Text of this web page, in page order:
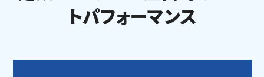
トパフォーマンス